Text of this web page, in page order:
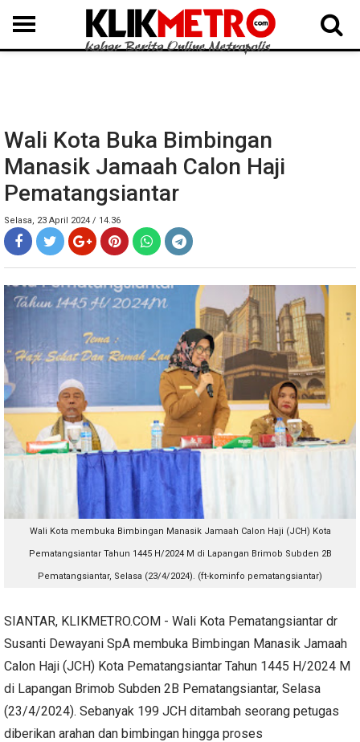
MEDAN LANGKAT DAIRI SAMOSIR TAPUT BATUBARA DELISERDANG
Wali Kota Buka Bimbingan
Manasik Jamaah Calon Haji
Pematangsiantar
Selasa, 23 April 2024 / 14.36
Wali Kota membuka Bimbingan Manasik Jamaah Calon Haji (JCH) Kota
Pematangsiantar Tahun 1445 H/2024 M di Lapangan Brimob Subden 2B
Pematangsiantar, Selasa (23/4/2024). (ft-kominfo pematangsiantar)
SIANTAR, KLIKMETRO.COM - Wali Kota Pematangsiantar dr
Susanti Dewayani SpA membuka Bimbingan Manasik Jamaah
Calon Haji (JCH) Kota Pematangsiantar Tahun 1445 H/2024 M
di Lapangan Brimob Subden 2B Pematangsiantar, Selasa
(23/4/2024). Sebanyak 199 JCH ditambah seorang petugas
diberikan arahan dan bimbingan hingga proses